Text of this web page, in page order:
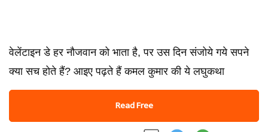
वेलेंटाइन डे हर नौजवान को भाता है, पर उस दिन संजोये गये सपने
क्या सच होते हैं? आइए पढ़ते हैं कमल कुमार की ये लघुकथा
Read Free